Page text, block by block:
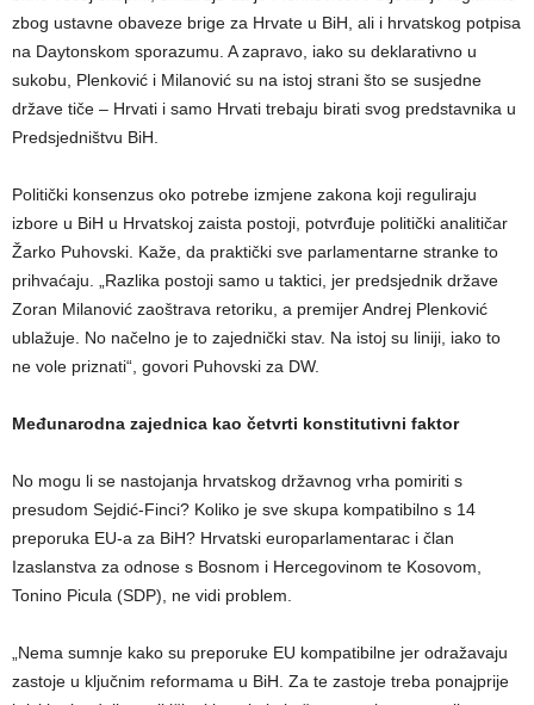
zbog ustavne obaveze brige za Hrvate u BiH, ali i hrvatskog potpisa
na Daytonskom sporazumu. A zapravo, iako su deklarativno u
sukobu, Plenković i Milanović su na istoj strani što se susjedne
države tiče – Hrvati i samo Hrvati trebaju birati svog predstavnika u
Predsjedništvu BiH.
Politički konsenzus oko potrebe izmjene zakona koji reguliraju
izbore u BiH u Hrvatskoj zaista postoji, potvrđuje politički analitičar
Žarko Puhovski. Kaže, da praktički sve parlamentarne stranke to
prihvaćaju. „Razlika postoji samo u taktici, jer predsjednik države
Zoran Milanović zaoštrava retoriku, a premijer Andrej Plenković
ublažuje. No načelno je to zajednički stav. Na istoj su liniji, iako to
ne vole priznati“, govori Puhovski za DW.
Međunarodna zajednica kao četvrti konstitutivni faktor
No mogu li se nastojanja hrvatskog državnog vrha pomiriti s
presudom Sejdić-Finci? Koliko je sve skupa kompatibilno s 14
preporuka EU-a za BiH? Hrvatski europarlamentarac i član
Izaslanstva za odnose s Bosnom i Hercegovinom te Kosovom,
Tonino Picula (SDP), ne vidi problem.
„Nema sumnje kako su preporuke EU kompatibilne jer odražavaju
zastoje u ključnim reformama u BiH. Za te zastoje treba ponajprije